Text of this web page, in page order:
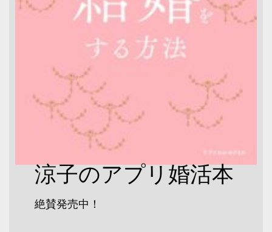
涼子のアプリ婚活本
絶賛発売中！